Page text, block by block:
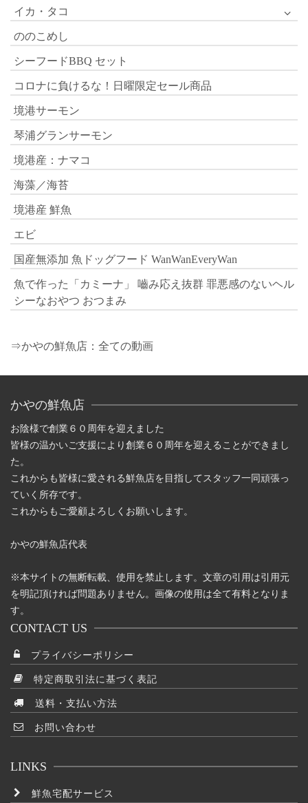
イカ・タコ
ののこめし
シーフードBBQ セット
コロナに負けるな！日曜限定セール商品
境港サーモン
琴浦グランサーモン
境港産：ナマコ
海藻／海苔
境港産 鮮魚
エビ
国産無添加 魚ドッグフード WanWanEveryWan
魚で作った「カミーナ」 嚙み応え抜群 罪悪感のないヘル
シーなおやつ おつまみ
⇒かやの鮮魚店：全ての動画
かやの鮮魚店
お陰様で創業６０周年を迎えました
皆様の温かいご支援により創業６０周年を迎えることができまし
た。
これからも皆様に愛される鮮魚店を目指してスタッフ一同頑張っ
ていく所存です。
これからもご愛顧よろしくお願いします。
かやの鮮魚店代表
※本サイトの無断転載、使用を禁止します。文章の引用は引用元
を明記頂ければ問題ありません。画像の使用は全て有料となりま
す。
CONTACT US
プライバシーポリシー
特定商取引法に基づく表記
送料・支払い方法
お問い合わせ
LINKS
鮮魚宅配サービス